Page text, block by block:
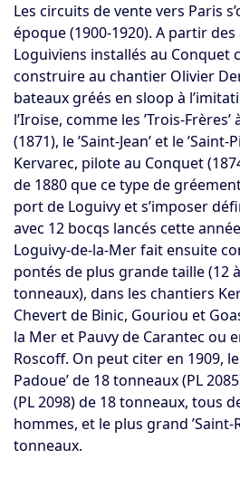
Les circuits de vente vers Paris
époque (1900-1920). A partir des
Loguiviens installés au Conquet
construire au chantier Olivier
bateaux gréés en sloop à
l’Iroise, comme les ’Trois-
(1871), le ’Saint-Jean’ et le ’Saint-
Kervarec, pilote au Conquet
de 1880 que ce type de
port de Loguivy et s’imposer
avec 12 bocqs lancés cette
Loguivy-de-la-Mer fait ensuite
pontés de plus grande taille (12
tonneaux), dans les chantiers
Chevert de Binic, Gouriou et
la Mer et Pauvy de Carantec ou
Roscoff. On peut citer en 1909,
Padoue’ de 18 tonneaux (PL
(PL 2098) de 18 tonneaux, tous
hommes, et le plus grand ’Saint-
tonneaux.